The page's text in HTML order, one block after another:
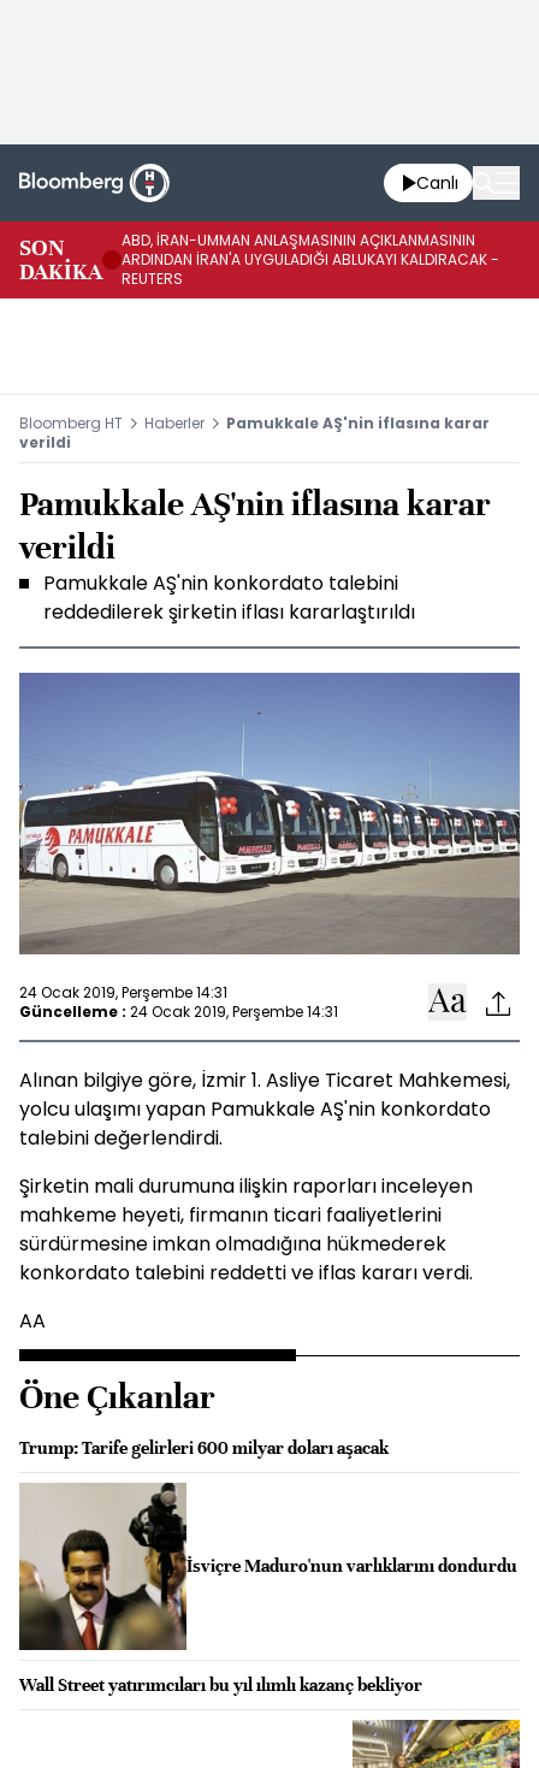
Canlı
SON
DAKİKA
ABD, İRAN-UMMAN ANLAŞMASININ AÇIKLANMASININ
ARDINDAN İRAN'A UYGULADIĞI ABLUKAYI KALDIRACAK -
REUTERS
Bloomberg HT Haberler
Pamukkale AŞ'nin iflasına karar
verildi
Pamukkale AŞ'nin iflasına karar
verildi
Pamukkale AŞ'nin konkordato talebini
reddedilerek şirketin iflası kararlaştırıldı
24 Ocak 2019, Perşembe 14:31
Güncelleme : 24 Ocak 2019, Perşembe 14:31
Alınan bilgiye göre, İzmir 1. Asliye Ticaret Mahkemesi,
yolcu ulaşımı yapan Pamukkale AŞ'nin konkordato
talebini değerlendirdi.
Şirketin mali durumuna ilişkin raporları inceleyen
mahkeme heyeti, firmanın ticari faaliyetlerini
sürdürmesine imkan olmadığına hükmederek
konkordato talebini reddetti ve iflas kararı verdi.
AA
Öne Çıkanlar
Trump: Tarife gelirleri 600 milyar doları aşacak
İsviçre Maduro'nun varlıklarını dondurdu
Wall Street yatırımcıları bu yıl ılımlı kazanç bekliyor